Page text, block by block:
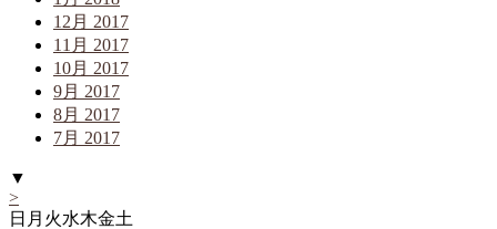
12月 2017
11月 2017
10月 2017
9月 2017
8月 2017
7月 2017
▼
>
日 月 火水木金土